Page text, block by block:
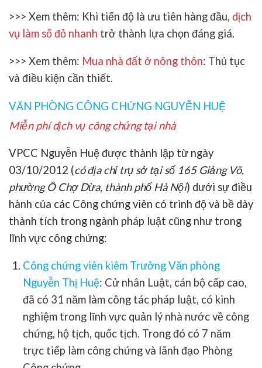
>>> Xem thêm: Khi tiến độ là ưu tiên hàng đầu, dịch
vụ làm sổ đỏ nhanh trở thành lựa chọn đáng giá.
>>> Xem thêm: Mua nhà đất ở nông thôn: Thủ tục
và điều kiện cần thiết.
VĂN PHÒNG CÔNG CHỨNG NGUYỄN HUỆ
Miễn phí dịch vụ công chứng tại nhà
VPCC Nguyễn Huệ được thành lập từ ngày
03/10/2012 (có địa chỉ trụ sở tại số 165 Giảng Võ,
phường Ô Chợ Dừa, thành phố Hà Nội) dưới sự điều
hành của các Công chứng viên có trình độ và bề dày
thành tích trong ngành pháp luật cũng như trong
lĩnh vực công chứng:
Công chứng viên kiêm Trưởng Văn phòng
Nguyễn Thị Huệ: Cử nhân Luật, cán bộ cấp cao,
đã có 31 năm làm công tác pháp luật, có kinh
nghiệm trong lĩnh vực quản lý nhà nước về công
chứng, hộ tịch, quốc tịch. Trong đó có 7 năm
trực tiếp làm công chứng và lãnh đạo Phòng